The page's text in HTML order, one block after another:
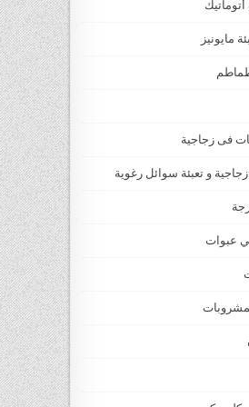
مايونيز
فى زجاجية
و تعبئة سوائل رغوية
عبوات